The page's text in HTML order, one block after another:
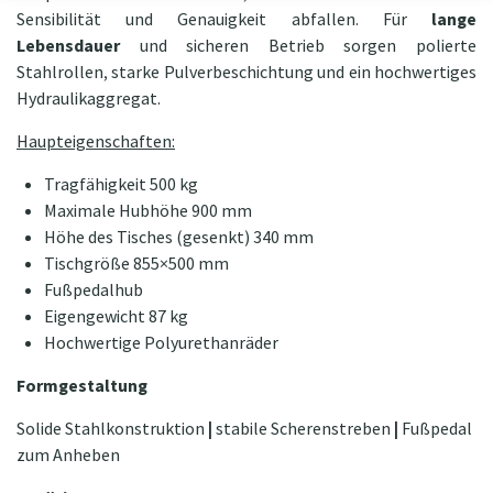
Sensibilität und Genauigkeit abfallen. Für lange
Lebensdauerund sicheren Betrieb sorgen polierte
Stahlrollen, starke Pulverbeschichtung und ein hochwertiges
Hydraulikaggregat.
Haupteigenschaften:
Tragfähigkeit 500 kg
Maximale Hubhöhe 900 mm
Höhe des Tisches (gesenkt) 340 mm
Tischgröße 855×500 mm
Fußpedalhub
Eigengewicht 87 kg
Hochwertige Polyurethanräder
Formgestaltung
Solide Stahlkonstruktion |stabile Scherenstreben | Fußpedal
zum Anheben